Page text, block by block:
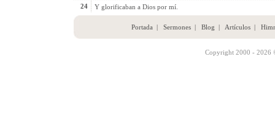
24
Y glorificaban a Dios por mí.
Portada | Sermones| Blog | Artículos|
Copyright 2000 - 2026